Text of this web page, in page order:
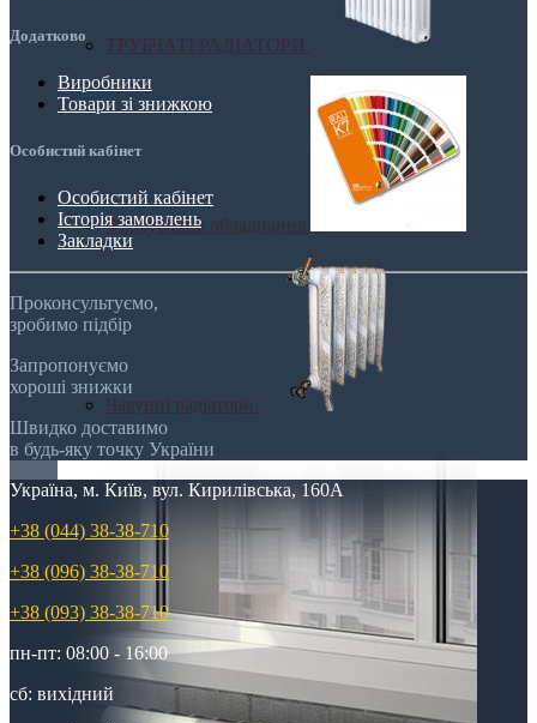
Фарбування обладнання
Додатково
Виробники
Товари зі знижкою
Особистий кабінет
Особистий кабінет
Історія замовлень
Закладки
Проконсультуємо,
зробимо підбір
Запропонуємо
хороші знижки
Швидко доставимо
в будь-яку точку України
Україна, м. Київ, вул. Кирилівська, 160А
+38 (044) 38-38-710
+38 (096) 38-38-710
+38 (093) 38-38-710
пн-пт: 08:00 - 16:00
сб: вихідний